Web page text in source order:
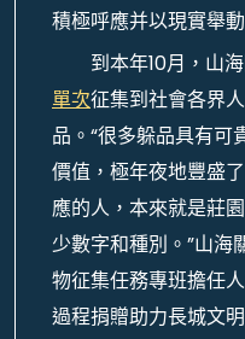
積極呼應并以現實舉
到本年10月，山
單次征集到社會各界
品。“很多躲品具有可
價值，極年夜地豐盛
應的人，本來就是莊
少數字和種別。”山海
物征集任務專班擔任
過程捐贈助力長城文